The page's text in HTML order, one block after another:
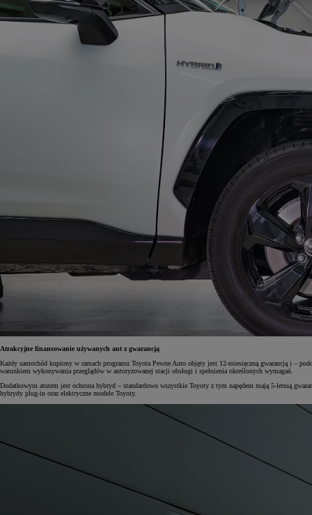
105 300 zł
Corolla Hatchback
Atrakcyjne finansowanie używanych aut z gwarancją
Każdy samochód kupiony w ramach programu Toyota Pewne Auto objęty jest 12-miesięczną gwarancją i –
warunkiem wykonywania przeglądów w autoryzowanej stacji obsługi i spełnienia określonych wymagań.
Dodatkowym atutem jest ochrona hybryd – standardowo wszystkie Toyoty z tym napędem mają 5-letnią
hybrydy plug-in oraz elektryczne modele Toyoty.